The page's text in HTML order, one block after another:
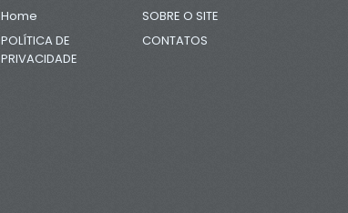
Home
SOBRE O SITE
POLÍTICA DE
PRIVACIDADE
CONTATOS